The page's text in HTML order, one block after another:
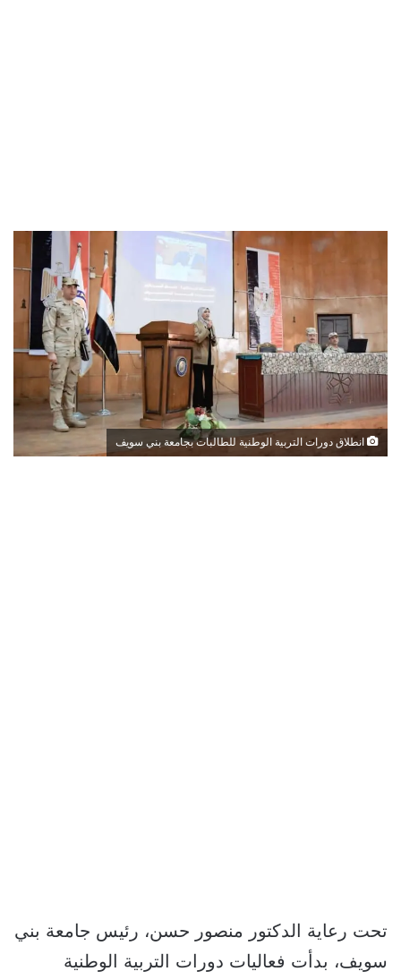
انطلاق دورات التربية الوطنية للطالبات بجامعة بني سويف
تحت رعاية الدكتور منصور حسن، رئيس جامعة بني
سويف، بدأت فعاليات دورات التربية الوطنية